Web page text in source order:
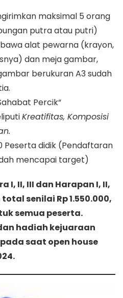
maksimal 5 orang
putra atau putri)
alat pewarna (krayon,
dan meja gambar,
berukuran A3 sudah
Percik“
Kreatifitas, Komposisi
Peserta didik (Pendaftaran
mencapai target)
I, II, III dan Harapan I, II,
senilai Rp 1.550.000,
semua peserta.
hadiah kejuaraan
saat open house